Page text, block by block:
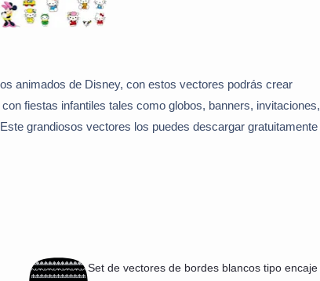
animados de Disney, con estos vectores podrás crear
fiestas infantiles tales como globos, banners, invitaciones,
grandiosos vectores los puedes descargar gratuitamente
Set de vectores de bordes blancos tipo encaje